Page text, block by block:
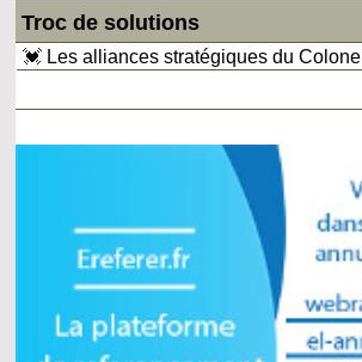
Troc de solutions
💓 Les alliances stratégiques du Colonel